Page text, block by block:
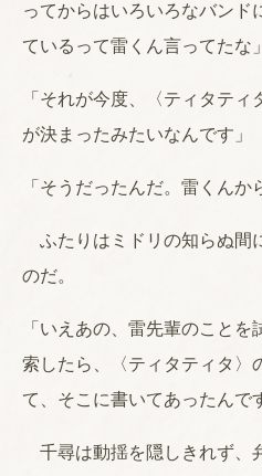
ってからはいろいろなバンド
ているって雷くん言ってたな」
「それが今度、〈ティタテ
が決まったみたいなんです」
「そうだったんだ。雷くんか
ふたりはミドリの知らぬ間
のだ。
「いえあの、雷先輩のこと
索したら、〈ティタティタ〉
て、そこに書いてあったんで
千尋は動揺を隠しきれず、